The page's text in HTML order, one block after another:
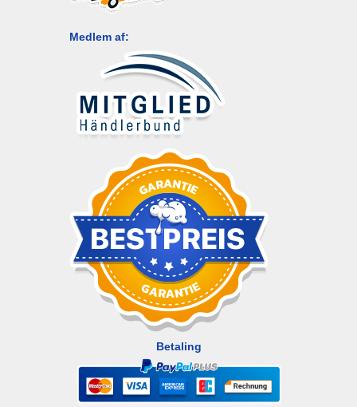
Medlem af:
Betaling